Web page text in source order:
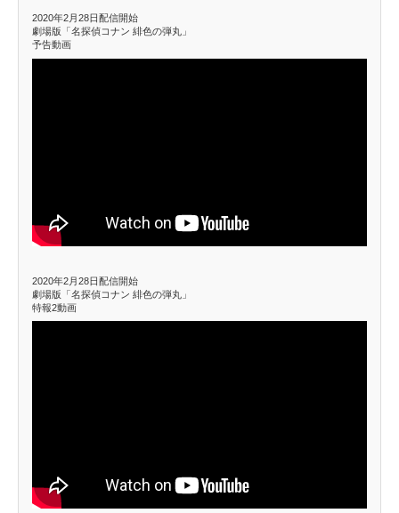
2020年2月28日配信開始
劇場版「名探偵コナン 緋色の弾丸」
予告動画
2020年2月28日配信開始
劇場版「名探偵コナン 緋色の弾丸」
特報2動画